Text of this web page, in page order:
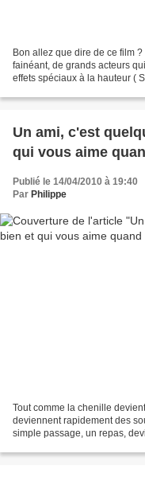
Bon allez que dire de ce film
fainéant, de grands acteurs
effets spéciaux à la hauteur (
Un ami, c'est
qui vous aime
Publié le 14/04/2010 à 19:40
Par Philippe
Tout comme la chenille
deviennent rapidement des
simple passage, un repas,